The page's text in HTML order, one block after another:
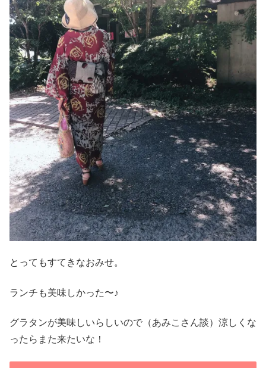
とってもすてきなおみせ。
ランチも美味しかった〜♪
グラタンが美味しいらしいので（あみこさん談）涼しくな
ったらまた来たいな！